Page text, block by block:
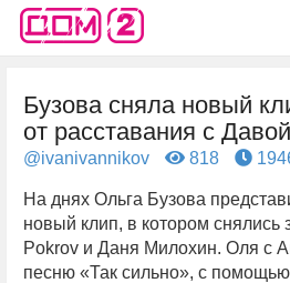
Бузова сняла новый
от расставания с Давой
@ivanivannikov 818
На днях Ольга Бузова
новый клип, в котором снялись
Pokrov и Даня Милохин. Оля с
песню «Так сильно», с помощью